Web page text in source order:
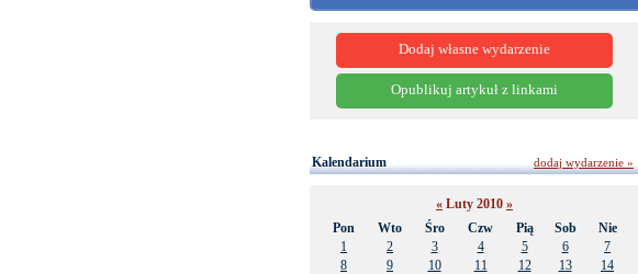
Dodaj własne wydarzenie
Opublikuj artykuł z linkami
Kalendarium
« Luty 2010 »
Pon
Wto Śro Czw Pią Sob
Nie
1
2 3 4 5 6
7
8
9 10 11 12 13
14
dodaj wydarzenie »